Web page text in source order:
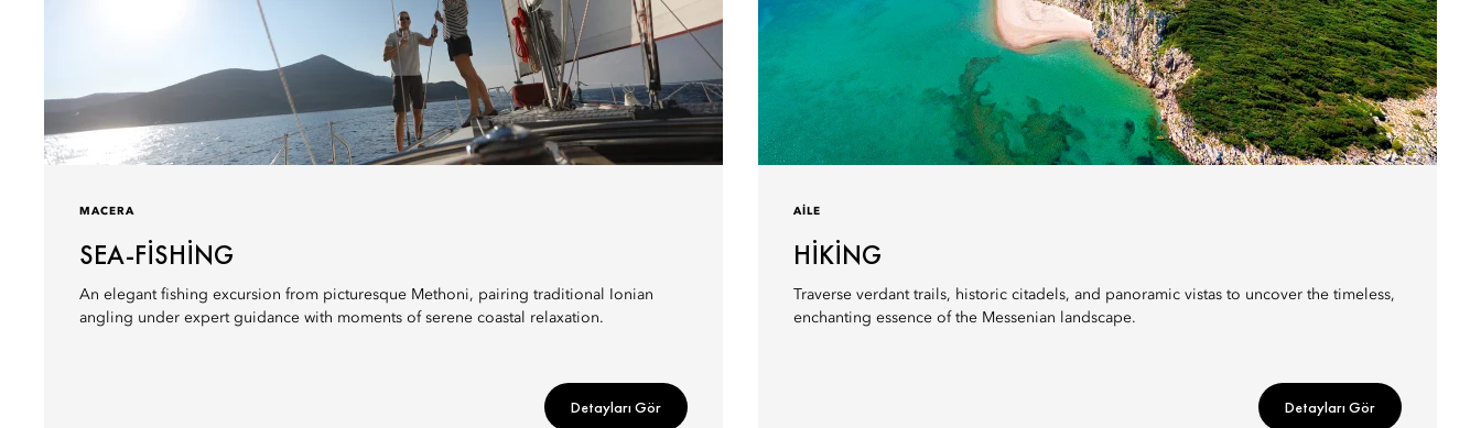
MACERA
SEA-FISHING
An elegant fishing excursion from picturesque Methoni, pairing traditional Ionian
angling under expert guidance with moments of serene coastal relaxation.
Detayları Gör
AILE
HIKING
Traverse verdant trails, historic citadels, and panoramic vistas to uncover the timeless,
enchanting essence of the Messenian landscape.
Detayları Gör